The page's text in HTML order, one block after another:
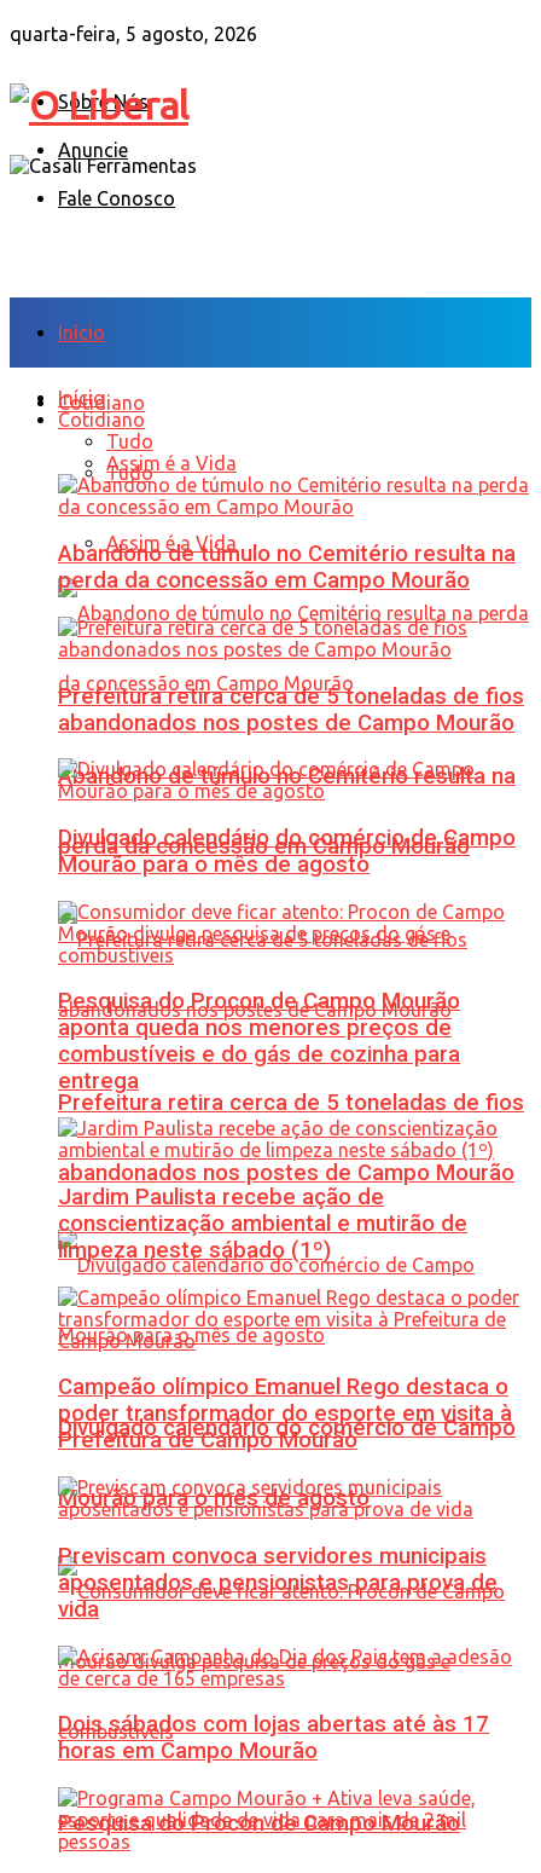
quarta-feira, 5 agosto, 2026
Sobre Nós
Anuncie
Fale Conosco
Início
Cotidiano
Tudo
Assim é a Vida
Abandono de túmulo no Cemitério resulta na
perda da concessão em Campo Mourão
Prefeitura retira cerca de 5 toneladas de fios
abandonados nos postes de Campo Mourão
Divulgado calendário do comércio de Campo
Mourão para o mês de agosto
Pesquisa do Procon de Campo Mourão
Início
Cotidiano
Tudo
Assim é a Vida
Abandono de túmulo no Cemitério resulta na
perda da concessão em Campo Mourão
Prefeitura retira cerca de 5 toneladas de fios
abandonados nos postes de Campo Mourão
Divulgado calendário do comércio de Campo
Mourão para o mês de agosto
Pesquisa do Procon de Campo Mourão
aponta queda nos menores preços de
combustíveis e do gás de cozinha para
entrega
Jardim Paulista recebe ação de
conscientização ambiental e mutirão de
limpeza neste sábado (1º)
Campeão olímpico Emanuel Rego destaca o
poder transformador do esporte em visita à
Prefeitura de Campo Mourão
Previscam convoca servidores municipais
aposentados e pensionistas para prova de
vida
Dois sábados com lojas abertas até às 17
horas em Campo Mourão